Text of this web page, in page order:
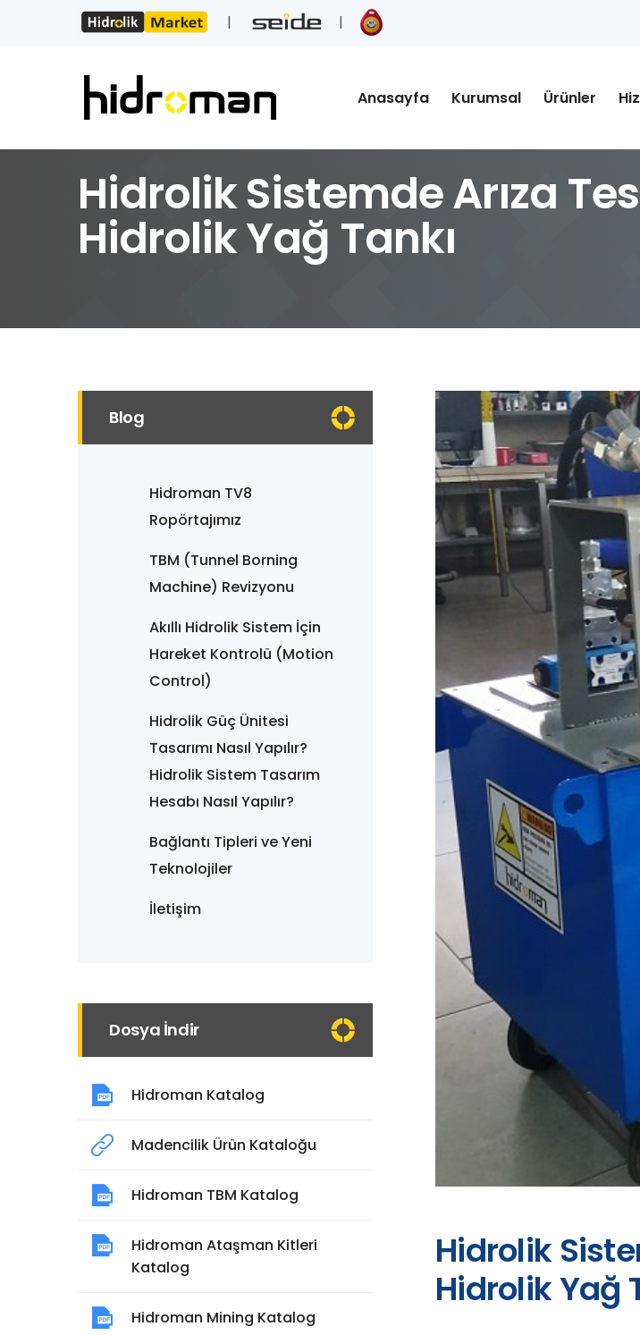
Anasayfa Kurumsal Ürünler
Hidrolik Sistemde Arıza
Hidrolik Yağ Tankı
Hidrolik
Hidrolik Yağ
Blog
Hidroman TV8
Ropörtajımız
TBM (Tunnel Borning
Machine) Revizyonu
Akıllı Hidrolik Sistem İçin
Hareket Kontrolü (Motion
Control)
Hidrolik Güç Ünitesi
Tasarımı Nasıl Yapılır?
Hidrolik Sistem Tasarım
Hesabı Nasıl Yapılır?
Bağlantı Tipleri ve Yeni
Teknolojiler
İletişim
Dosya İndir
Hidroman Katalog
Madencilik Ürün Kataloğu
Hidroman TBM Katalog
Hidroman Ataşman Kitleri
Katalog
Hidroman Mining Katalog